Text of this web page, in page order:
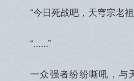
“今日死战吧，天穹宗老
“......”
一众强者纷纷嘶吼，与